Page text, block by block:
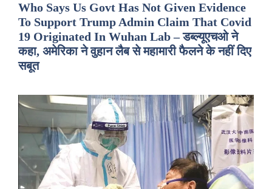
Who Says Us Govt Has Not Given Evidence
To Support Trump Admin Claim That Covid
19 Originated In Wuhan Lab – डब्ल्यूएचओ ने
कहा, अमेरिका ने वुहान लैब से महामारी फैलने के नहीं दिए
सबूत